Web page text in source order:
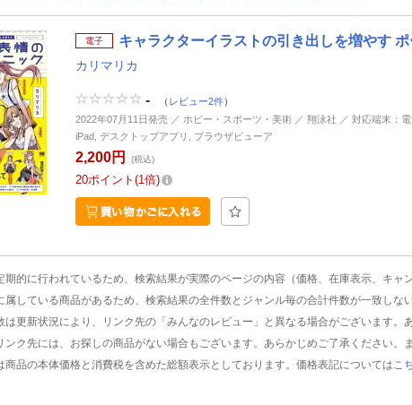
電子 キャラクターイラストの引き出しを増やす
カリマリカ
- （ レビュー2件）
2022年07月11日発売 ／ ホビー・スポーツ・美術 ／ 翔泳社 ／ 対応端末：
iPad, デスクトップアプリ, ブラウザビューア
2,200円 (税込)
20ポイント 1倍
的に行われているため、検索結果が実際のページの内容（価格、在庫表示、キャ
している商品があるため、検索結果の全件数とジャンル毎の合計件数が一致しな
更新状況により、リンク先の「みんなのレビュー」と異なる場合がございます。
ク先には、お探しの商品がない場合もございます。あらかじめご了承ください。
品の本体価格と消費税を含めた総額表示としております。価格表記については こ